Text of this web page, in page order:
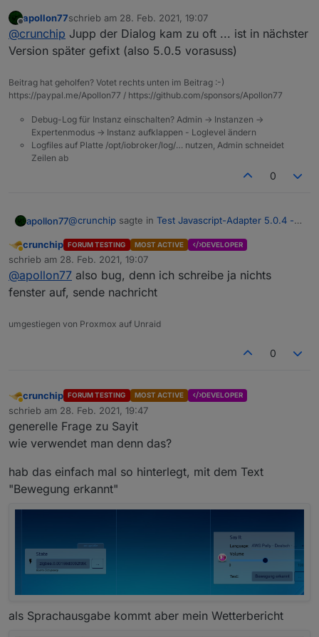
noch ein obj.state.value
was noch aufgefallen ist, kommt wenn man das script
aufruft
apollon77schrieb am 28. Feb. 2021, 19:07
zuletzt editiert von
@crunchip Jupp der Dialog kam zu oft ... ist in nächster
Version später gefixt (also 5.0.5 vorasuss)
Beitrag hat geholfen? Votet rechts unten im Beitrag :-)
https://paypal.me/Apollon77 / https://github.com/sponsors/Apollon77
Debug-Log für Instanz einschalten? Admin -> Instanzen ->
Expertenmodus -> Instanz aufklappen - Loglevel ändern
Logfiles auf Platte /opt/iobroker/log/… nutzen, Admin schneidet
Zeilen ab
0
apollon77@crunchip sagte in Test Javascript-Adapter 5.0.4 -
Ist doch üblich via device zu triggern was nicht
beschreibbar ist.
Also lesend ja ... an sich sollte die meldung nur
kommen wenn man in ein read-only Feld SCHREIBT
Abwesend
crunchip FORUM TESTING MOST ACTIVE DEVELOPER
schrieb am 28. Feb. 2021, 19:07
zuletzt editiert von
@apollon77 also bug, denn ich schreibe ja nichts
fenster auf, sende nachricht
umgestiegen von Proxmox auf Unraid
0
Abwesend
crunchip FORUM TESTING MOST ACTIVE DEVELOPER
schrieb am 28. Feb. 2021, 19:47
zuletzt editiert von
generelle Frage zu Sayit
wie verwendet man denn das?
hab das einfach mal so hinterlegt, mit dem Text
"Bewegung erkannt"
als Sprachausgabe kommt aber mein Wetterbericht